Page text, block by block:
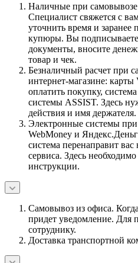
Наличные при самовывозе
Специалист свяжется с
уточнить время и заранее
купюры. Вы подписываете
документы, вносите
товар и чек.
Безналичный расчет при
интернет-магазине:
оплатить покупку,
системы ASSIST. Здесь
действия и имя держателя.
Электронные системы при
WebMoney и
система перенаправит
сервиса. Здесь
инструкции.
Самовывоз из офиса.
придет уведомление. Для
сотруднику.
Доставка транспортной